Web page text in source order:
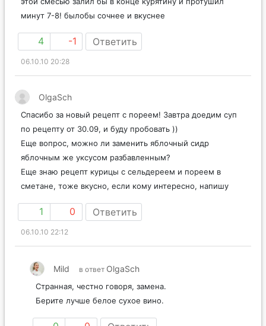
минут 7-8! былобы сочнее и вкуснее
4 -1 Ответить
06.10.10 20:28
OlgaSch
Спасибо за новый рецепт с пореем! Завтра доедим суп
по рецепту от 30.09, и буду пробовать ))
Еще вопрос, можно ли заменить яблочный сидр
яблочным же уксусом разбавленным?
Еще знаю рецепт курицы с сельдереем и пореем в
сметане, тоже вкусно, если кому интересно, напишу
1 0 Ответить
06.10.10 22:12
Mild в ответ OlgaSch
Странная, честно говоря, замена.
Берите лучше белое сухое вино.